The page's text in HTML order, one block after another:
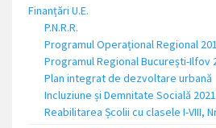
Finanțări U.E.
P.N.R.R.
Programul Operațional Regional
Programul Regional București-Ilfov
Plan integrat de dezvoltare urbană
Incluziune și Demnitate Socială
Reabilitarea Școlii cu clasele I-VIII,